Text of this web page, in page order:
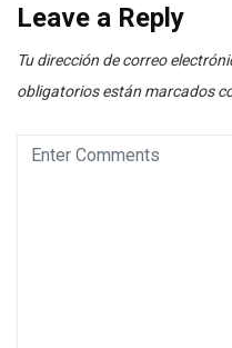
Leave a Reply
Tu dirección de correo
obligatorios están marcados